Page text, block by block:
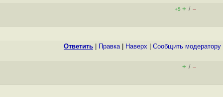
+5 + / –
Ответить Правка| Наверх Cообщить модератору
+ / –